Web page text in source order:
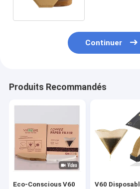
Continuer
Produits Recommandés
Eco-Conscious V60
V60